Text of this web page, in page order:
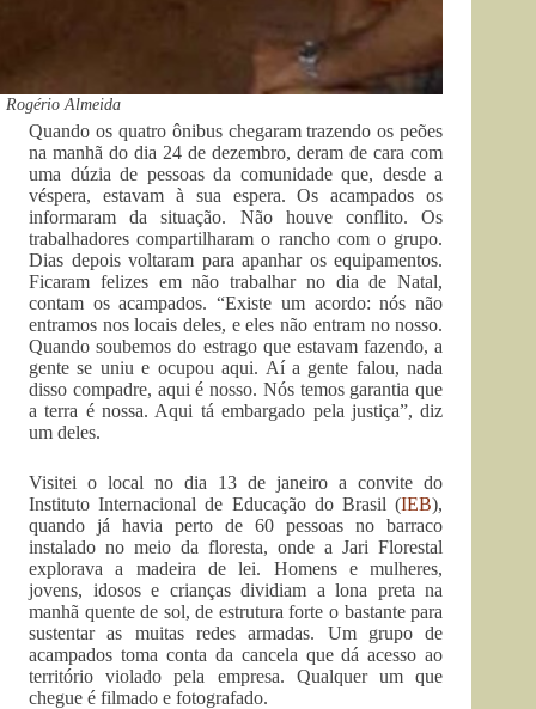
Rogério Almeida
Quando os quatro ônibus chegaram trazendo os peões
na manhã do dia 24 de dezembro, deram de cara com
uma dúzia de pessoas da comunidade que, desde a
véspera, estavam à sua espera. Os acampados os
informaram da situação. Não houve conflito. Os
trabalhadores compartilharam o rancho com o grupo.
Dias depois voltaram para apanhar os equipamentos.
Ficaram felizes em não trabalhar no dia de Natal,
contam os acampados. “Existe um acordo: nós não
entramos nos locais deles, e eles não entram no nosso.
Quando soubemos do estrago que estavam fazendo, a
gente se uniu e ocupou aqui. Aí a gente falou, nada
disso compadre, aqui é nosso. Nós temos garantia que
a terra é nossa. Aqui tá embargado pela justiça”, diz
um deles.
Visitei o local no dia 13 de janeiro a convite do
Instituto Internacional de Educação do Brasil (IEB),
quando já havia perto de 60 pessoas no barraco
instalado no meio da floresta, onde a Jari Florestal
explorava a madeira de lei. Homens e mulheres,
jovens, idosos e crianças dividiam a lona preta na
manhã quente de sol, de estrutura forte o bastante para
sustentar as muitas redes armadas. Um grupo de
acampados toma conta da cancela que dá acesso ao
território violado pela empresa. Qualquer um que
chegue é filmado e fotografado.